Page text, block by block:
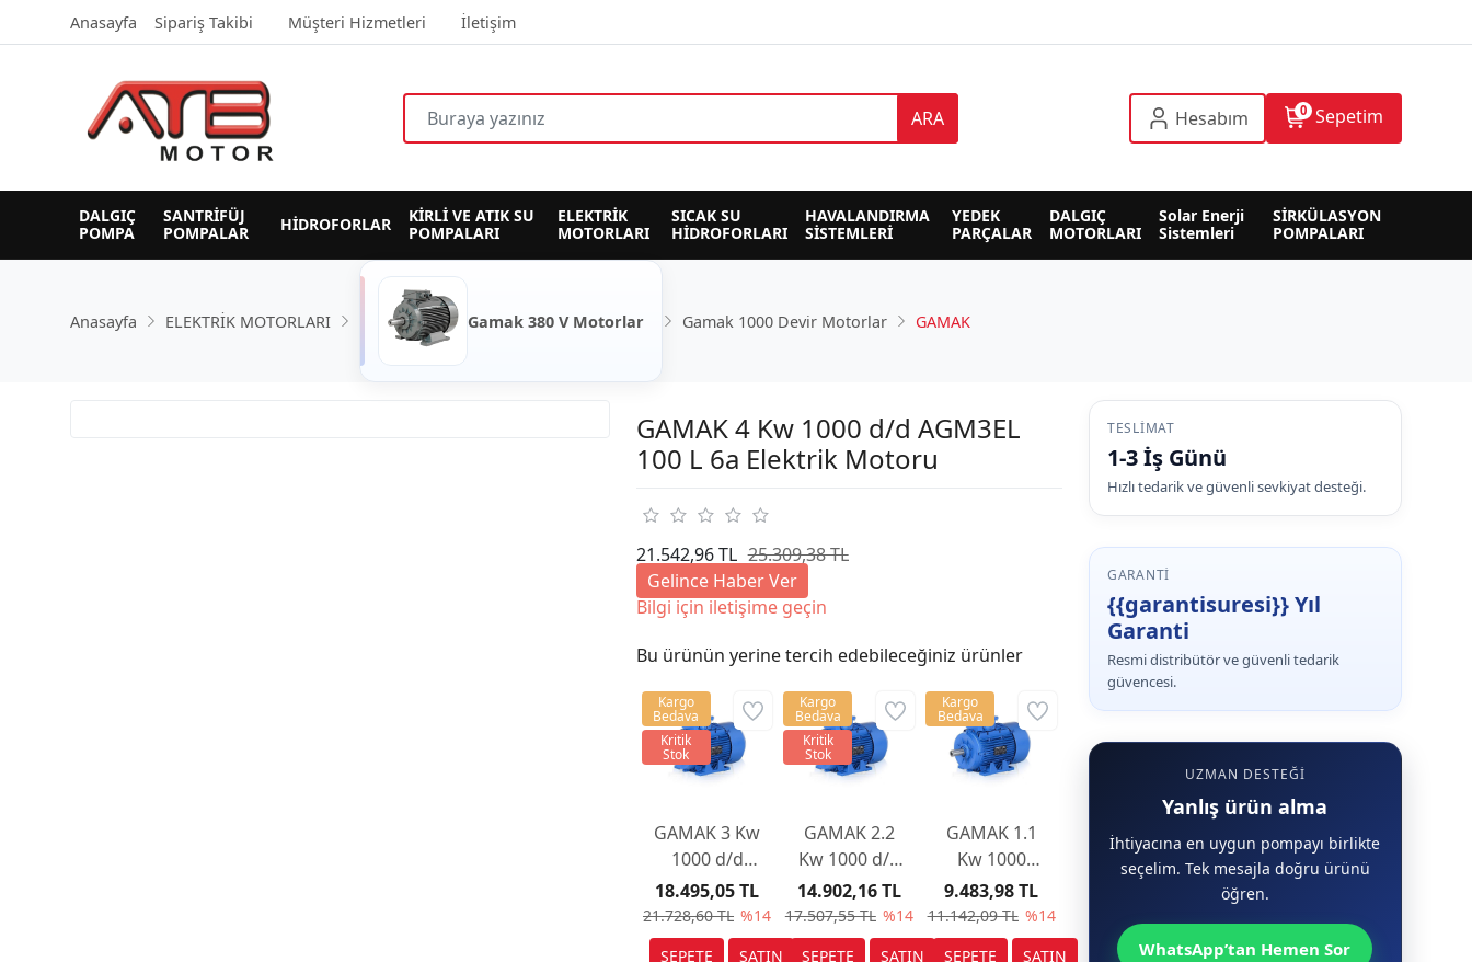
Anasayfa Sipariş Takibi Müşteri Hizmetleri İletişim
ARA Hesabım 0 Sepetim
DALGIÇ
POMPA
SANTRİFÜJ
POMPALAR
HİDROFORLAR
KİRLİ VE ATIK SU
POMPALARI
ELEKTRİK
MOTORLARI
SICAK SU
HİDROFORLARI
HAVALANDIRMA
SİSTEMLERİ
YEDEK
PARÇALAR
DALGIÇ
MOTORLARI
Solar Enerji
Sistemleri
SİRKÜLASYON
POMPALARI
Anasayfa ELEKTRİK MOTORLARI Gamak 380 V Motorlar Gamak 1000 Devir Motorlar GAMAK
GAMAK 4 Kw 1000 d/d AGM3EL
100 L 6a Elektrik Motoru
21.542,96 TL 25.309,38 TL
Gelince Haber Ver
Bilgi için iletişime geçin
Bu ürünün yerine tercih edebileceğiniz ürünler
GAMAK 3 Kw
1000 d/d
AGM3EL 100
L 6a Elektrik
Motoru
21.728,60 TL %14
18.495,05 TL
Kargo
Bedava
Kritik
Stok
GAMAK 2.2
Kw 1000 d/d
AGM3EL 100
L 6a
17.507,55 TL %14
14.902,16 TL
Kargo
Bedava
Kritik
Stok
GAMAK 1.1
Kw 1000
AGM3EL 90 L
6b Elektrik
Motoru
11.142,09 TL %14
9.483,98 TL
Kargo
Bedava
TESLIMAT
1-3 İş Günü
Hızlı tedarik ve güvenli sevkiyat desteği.
GARANTI
{{garantisuresi}} Yıl
Garanti
Resmi distribütör ve güvenli tedarik
güvencesi.
UZMAN DESTEĞI
Yanlış ürün alma
İhtiyacına en uygun pompayı birlikte
seçelim. Tek mesajla doğru ürünü
öğren.
WhatsApp’tan Hemen Sor